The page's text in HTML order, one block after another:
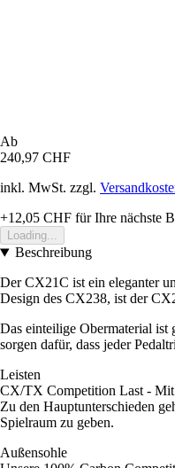
Ab
240,97 CHF
inkl. MwSt. zzgl.
+12,05 CHF für Ihre nächste
Loading...
Beschreibung
Der CX21C ist ein eleganter
Design des CX238, ist der
Das einteilige Obermaterial ist
sorgen dafür, dass jeder
Leisten
CX/TX Competition Last - Mit
Zu den Hauptunterschieden
Spielraum zu geben.
Außensohle